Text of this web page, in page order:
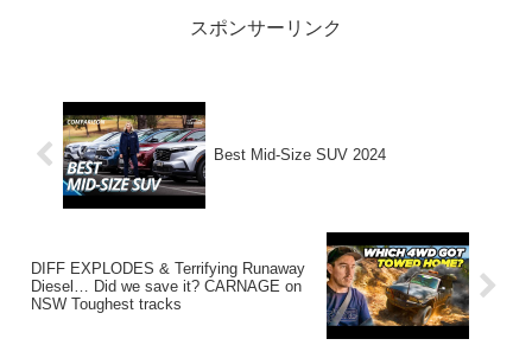
スポンサーリンク
Best Mid-Size SUV 2024
DIFF EXPLODES & Terrifying Runaway
Diesel… Did we save it? CARNAGE on
NSW Toughest tracks